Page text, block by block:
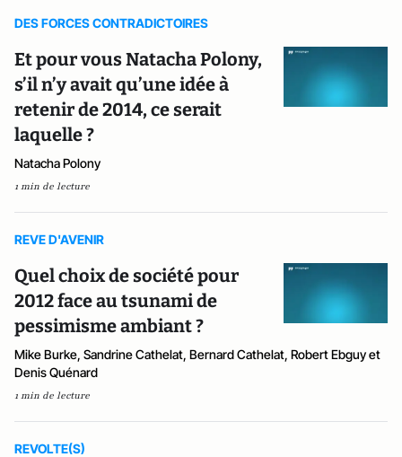
DES FORCES CONTRADICTOIRES
Et pour vous Natacha Polony,
s’il n’y avait qu’une idée à
retenir de 2014, ce serait
laquelle ?
Natacha Polony
1 min de lecture
REVE D'AVENIR
Quel choix de société pour
2012 face au tsunami de
pessimisme ambiant ?
Mike Burke, Sandrine Cathelat, Bernard Cathelat, Robert Ebguy et
Denis Quénard
1 min de lecture
REVOLTE(S)